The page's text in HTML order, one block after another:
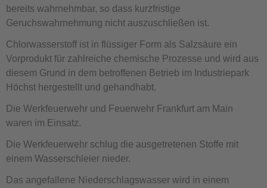
bereits wahrnehmbar, so dass kurzfristige
Geruchswahrnehmung nicht auszuschließen ist.
Chlorwasserstoff ist in flüssiger Form als Salzsäure ein
Vorprodukt für zahlreiche chemische Prozesse und wird aus
diesem Grund in dem betroffenen Betrieb im Industriepark
Höchst hergestellt und gehandhabt.
Die Werkfeuerwehr und Feuerwehr Frankfurt am Main
waren im Einsatz.
Die Werkfeuerwehr schlug die ausgetretenen Stoffe mit
einem Wasserschleier nieder.
Das angefallene Niederschlagswasser wird in einem